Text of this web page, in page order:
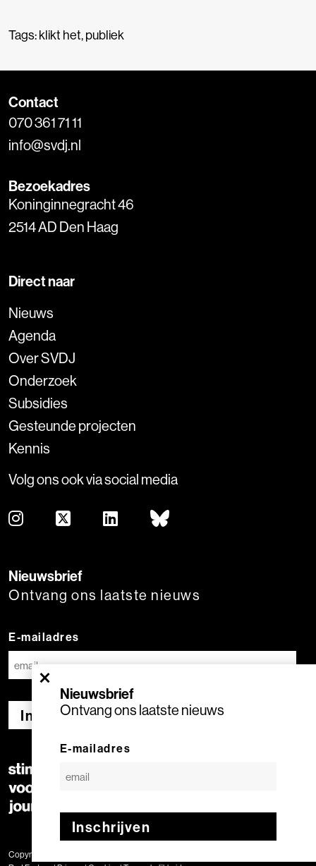
Tags:klikt het,publiek
×
Nieuwsbrief
Ontvang ons laatste nieuws
E-mailadres
Inschrijven
Contact
070 361 71 11
info@svdj.nl
Bezoekadres
Koninginnegracht 46
2514 AD Den Haag
Direct naar
Nieuws
Agenda
Over SVDJ
Onderzoek
Subsidies
Gesteunde projecten
Kennis
Volg ons ook via social media
Nieuwsbrief
Ontvang ons laatste nieuws
E-mailadres
Inschrijven
Copyright © 2020 Stimuleringsfonds voor de Journalistiek | Geproduceerd door